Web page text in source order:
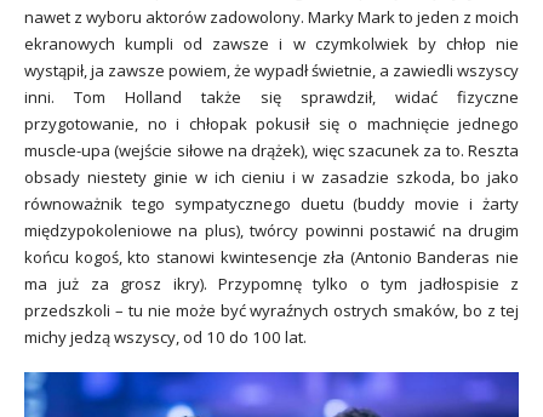
nawet z wyboru aktorów zadowolony. Marky Mark to jeden z moich
ekranowych kumpli od zawsze i w czymkolwiek by chłop nie
wystąpił, ja zawsze powiem, że wypadł świetnie, a zawiedli wszyscy
inni. Tom Holland także się sprawdził, widać fizyczne
przygotowanie, no i chłopak pokusił się o machnięcie jednego
muscle-upa (wejście siłowe na drążek), więc szacunek za to. Reszta
obsady niestety ginie w ich cieniu i w zasadzie szkoda, bo jako
równoważnik tego sympatycznego duetu (buddy movie i żarty
międzypokoleniowe na plus), twórcy powinni postawić na drugim
końcu kogoś, kto stanowi kwintesencje zła (Antonio Banderas nie
ma już za grosz ikry). Przypomnę tylko o tym jadłospisie z
przedszkoli – tu nie może być wyraźnych ostrych smaków, bo z tej
michy jedzą wszyscy, od 10 do 100 lat.